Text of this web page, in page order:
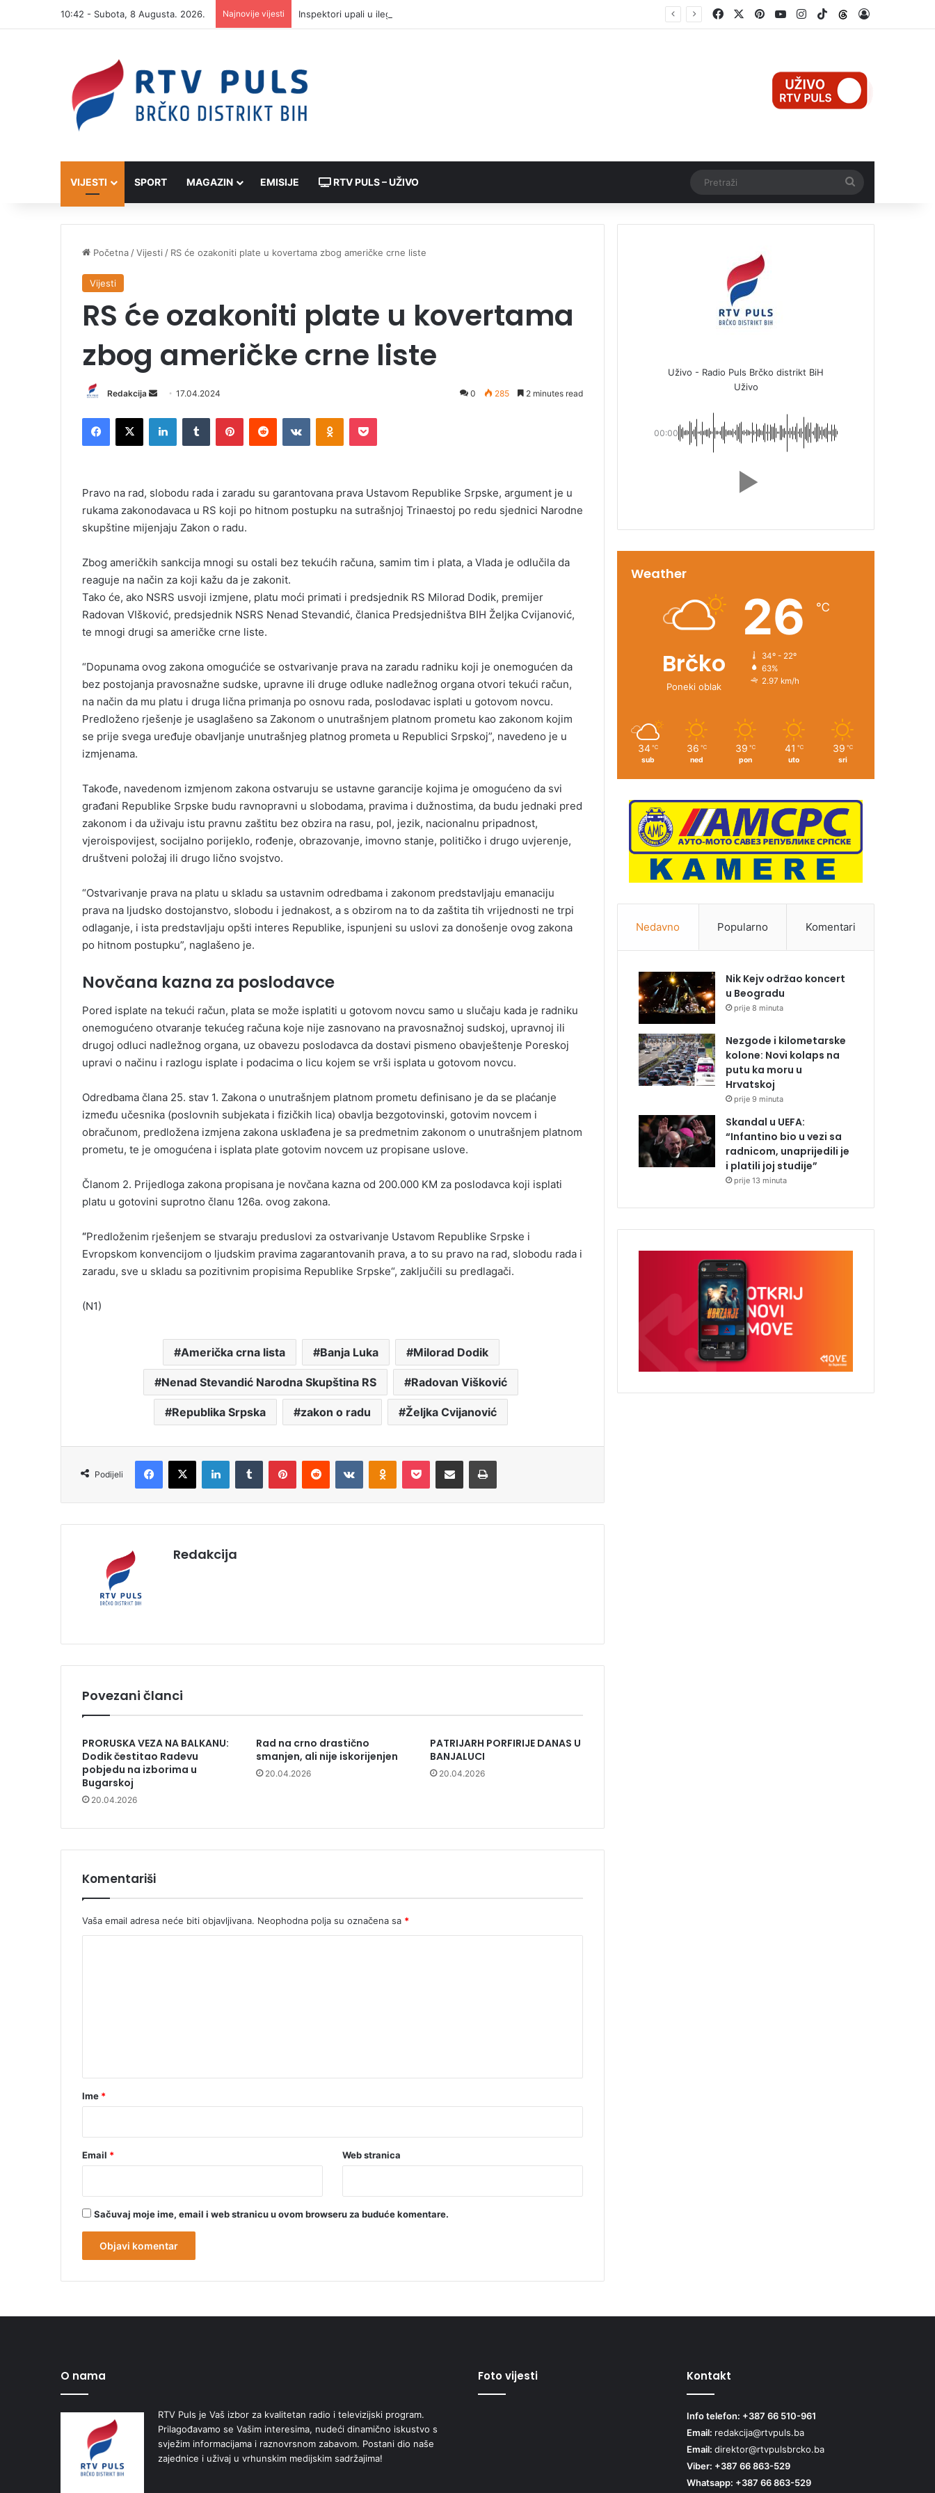
10:42 - Subota, 8 Augusta. 2026. Najnovije vijesti Inspektori upali u ilegalnu sušaru: Oko 1.000 pršuta, svi će biti uništeni FacebookPinterestYouTubeInstagram
TikTokThreads
VIJESTI SPORT MAGAZIN EMISIJE RTV PULS – UŽIVO
Početna /Vijesti / RS će ozakoniti plate u kovertama zbog američke crne liste
Vijesti
RS će ozakoniti plate u kovertama
zbog američke crne liste
Redakcija
n
d
e
m
a
17.04.2024 0 285 2 minutes read
Pravo na rad, slobodu rada i zaradu su garantovana prava Ustavom Republike Srpske, argument je u
rukama zakonodavaca u RS koji po hitnom postupku na sutrašnjoj Trinaestoj po redu sjednici Narodne
skupštine mijenjaju Zakon o radu.
Zbog američkih sankcija mnogi su ostali bez tekućih računa, samim tim i plata, a Vlada je odlučila da
reaguje na način za koji kažu da je zakonit.
Tako će, ako NSRS usvoji izmjene, platu moći primati i predsjednik RS Milorad Dodik, premijer
Radovan VIšković, predsjednik NSRS Nenad Stevandić, članica Predsjedništva BIH Željka Cvijanović,
te mnogi drugi sa američke crne liste.
“Dopunama ovog zakona omogućiće se ostvarivanje prava na zaradu radniku koji je onemogućen da
bez postojanja pravosnažne sudske, upravne ili druge odluke nadležnog organa otvori tekući račun,
na način da mu platu i druga lična primanja po osnovu rada, poslodavac isplati u gotovom novcu.
Predloženo rješenje je usaglašeno sa Zakonom o unutrašnjem platnom prometu kao zakonom kojim
se prije svega uređuje obavljanje unutrašnjeg platnog prometa u Republici Srpskoj”, navedeno je u
izmjenama.
Takođe, navedenom izmjenom zakona ostvaruju se ustavne garancije kojima je omogućeno da svi
građani Republike Srpske budu ravnopravni u slobodama, pravima i dužnostima, da budu jednaki pred
zakonom i da uživaju istu pravnu zaštitu bez obzira na rasu, pol, jezik, nacionalnu pripadnost,
vjeroispovijest, socijalno porijeklo, rođenje, obrazovanje, imovno stanje, političko i drugo uvjerenje,
društveni položaj ili drugo lično svojstvo.
“Ostvarivanje prava na platu u skladu sa ustavnim odredbama i zakonom predstavljaju emanaciju
prava na ljudsko dostojanstvo, slobodu i jednakost, a s obzirom na to da zaštita tih vrijednosti ne trpi
odlaganje, i ista predstavljaju opšti interes Republike, ispunjeni su uslovi za donošenje ovog zakona
po hitnom postupku”, naglašeno je.
Novčana kazna za poslodavce
Pored isplate na tekući račun, plata se može isplatiti u gotovom novcu samo u slučaju kada je radniku
onemogućeno otvaranje tekućeg računa koje nije zasnovano na pravosnažnoj sudskoj, upravnoj ili
drugoj odluci nadležnog organa, uz obavezu poslodavca da dostavi pismeno obavještenje Poreskoj
upravi o načinu i razlogu isplate i podacima o licu kojem se vrši isplata u gotovom novcu.
Odredbama člana 25. stav 1. Zakona o unutrašnjem platnom prometu definisano je da se plaćanje
između učesnika (poslovnih subjekata i fizičkih lica) obavlja bezgotovinski, gotovim novcem i
obračunom, predložena izmjena zakona usklađena je sa predmetnim zakonom o unutrašnjem platnom
prometu, te je omogućena i isplata plate gotovim novcem uz propisane uslove.
Članom 2. Prijedloga zakona propisana je novčana kazna od 200.000 KM za poslodavca koji isplati
platu u gotovini suprotno članu 126a. ovog zakona.
“Predloženim rješenjem se stvaraju preduslovi za ostvarivanje Ustavom Republike Srpske i
Evropskom konvencijom o ljudskim pravima zagarantovanih prava, a to su pravo na rad, slobodu rada i
zaradu, sve u skladu sa pozitivnim propisima Republike Srpske“, zaključili su predlagači.
(N1)
Američka crna lista Banja Luka Milorad Dodik
Nenad Stevandić Narodna Skupština RS Radovan Višković
Republika Srpska zakon o radu Željka Cvijanović
Podijeli
Redakcija
Povezani članci
PRORUSKA VEZA NA BALKANU:
Dodik čestitao Radevu
pobjedu na izborima u
Bugarskoj
20.04.2026
Rad na crno drastično
smanjen, ali nije iskorijenjen
20.04.2026
PATRIJARH PORFIRIJE DANAS U
BANJALUCI
20.04.2026
Komentariši
Vaša email adresa neće biti objavljivana. Neophodna polja su označena sa *
rIme *
Email * Web stranica
Sačuvaj moje ime, email i web stranicu u ovom browseru za buduće komentare.
Uživo - Radio Puls Brčko distrikt BiH
Uživo
00:00
Weather
Brčko
Poneki oblak
26 ℃
34º - 22º
63%
2.97 km/h
34 ℃
sub
36 ℃
ned
39 ℃
pon
41 ℃
uto
39 ℃
sri
Nedavno Popularno Komentari
Nik Kejv održao koncert
u Beogradu
prije 8 minuta
Nezgode i kilometarske
kolone: Novi kolaps na
putu ka moru u
Hrvatskoj
prije 9 minuta
Skandal u UEFA:
“Infantino bio u vezi sa
radnicom, unaprijedili je
i platili joj studije”
prije 13 minuta
O nama
RTV Puls je Vaš izbor za kvalitetan radio i televizijski program.
Prilagođavamo se Vašim interesima, nudeći dinamično iskustvo s
svježim informacijama i raznovrsnom zabavom. Postani dio naše
zajednice i uživaj u vrhunskim medijskim sadržajima!
Foto vijesti Kontakt
Info telefon: +387 66 510-961
Email: redakcija@rtvpuls.ba
Email: direktor@rtvpulsbrcko.ba
Viber: +387 66 863-529
Whatsapp: +387 66 863-529